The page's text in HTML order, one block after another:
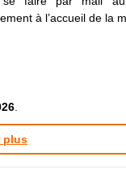
à l’accueil de la
plus